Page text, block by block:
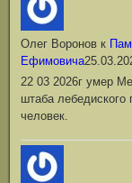
Олег Воронов к
Ефимовича
22 03 2026г умер
штаба
человек.